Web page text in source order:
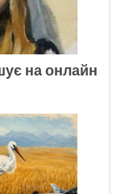
на онлайн